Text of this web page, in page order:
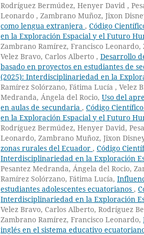
Rodríguez Bermúdez, Henyer David ,
Leonardo , Zambrano Muñoz, Jixon
como lengua extranjera , Código
en la Exploración Espacial y el Futuro
Zambrano Ramírez, Francisco
Velez Bravo, Carlos Alberto , ⁠Desarrollo
basado en proyectos en estudiantes de
(2025): Interdisciplinariedad en la
Ramírez Solórzano, Fátima Lucía , Velez
Medranda, Ángela del Rocio, Uso del
en aulas de secundaria , Código
en la Exploración Espacial y el Futuro
Rodríguez Bermúdez, Henyer David,
Leonardo, Zambrano Muñoz, Jixon
zonas rurales del Ecuador , Código
Interdisciplinariedad en la Exploración
Pesantez Medranda, Ángela del Rocio,
Ramírez Solórzano, Fátima Lucía,
estudiantes adolescentes ecuatorianos ,
Interdisciplinariedad en la Exploración
Velez Bravo, Carlos Alberto, Rodríguez
Zambrano Ramírez, Francisco Leonardo,
inglés en el sistema educativo